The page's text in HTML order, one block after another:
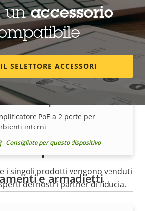
TU8006 60 W Midspan
Consigliato per questo dispositivo
TU8010 2-port PoE Extender
PoE a 2 porte per
interni
Consigliato per questo dispositivo
e armadietti
unaccessorio
SELETTORE ACCESSORI
acquistare
i singoli prodotti vengono venduti
dei nostri partner di fiducia.